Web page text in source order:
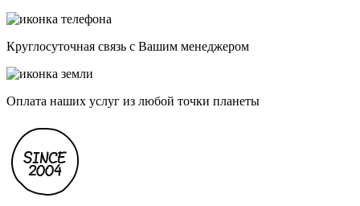
Круглосуточная связь с Вашим менеджером
Оплата наших услуг из любой точки планеты